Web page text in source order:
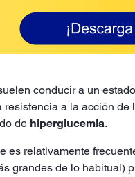
conducir a un
a la acción
de hiperglucemia.
es relativamente
grandes de lo habitual)